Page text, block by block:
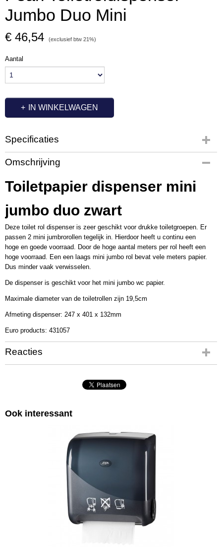
Jumbo Duo Mini
€ 46,54 (exclusief btw 21%)
Aantal
IN WINKELWAGEN
Specificaties
Productcode
PL2251
Productcode leverancier
431057
24,70 x 40,10 x 13,20 cm
Omschrijving
Toiletpapier dispenser mini
jumbo duo zwart
Deze toilet rol dispenser is zeer geschikt voor drukke toiletgroepen. Er
passen 2 mini jumbrorollen tegelijk in. Hierdoor heeft u continu een
hoge en goede voorraad. Door de hoge aantal meters per rol heeft een
hoge voorraad. Een een laags mini jumbo rol bevat vele meters papier.
Dus minder vaak verwisselen.
De dispenser is geschikt voor het mini jumbo wc papier.
Maximale diameter van de toiletrollen zijn 19,5cm
Afmeting dispenser: 247 x 401 x 132mm
Euro products: 431057
Reacties
Ook interessant